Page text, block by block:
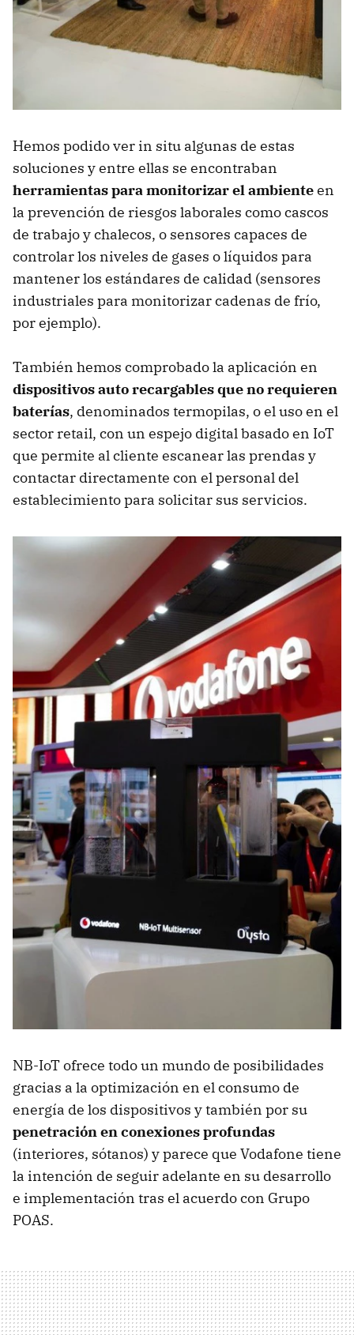
Hemos podido ver in situ algunas de estas
soluciones y entre ellas se encontraban
herramientas para monitorizar el ambienteen
la prevención de riesgos laborales como cascos
de trabajo y chalecos, o sensores capaces de
controlar los niveles de gases o líquidos para
mantener los estándares de calidad (sensores
industriales para monitorizar cadenas de frío,
por ejemplo).
También hemos comprobado la aplicación en
dispositivos auto recargables que no requieren
baterías, denominados termopilas, o el uso en el
sector retail, con un espejo digital basado en IoT
que permite al cliente escanear las prendas y
contactar directamente con el personal del
establecimiento para solicitar sus servicios.
NB-IoT ofrece todo un mundo de posibilidades
gracias a la optimización en el consumo de
energía de los dispositivos y también por su
penetración en conexiones profundas
(interiores, sótanos) y parece que Vodafone tiene
la intención de seguir adelante en su desarrollo
e implementación tras el acuerdo con Grupo
POAS.